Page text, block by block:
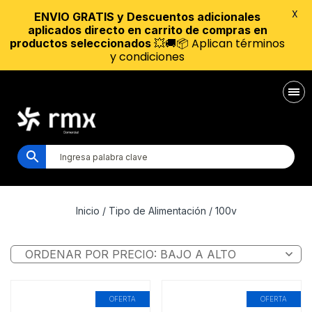
Inicio / Tipo de Alimentación / 100v
OFERTA OFERTA
ENVIO GRATIS y Descuentos adicionales
aplicados directo en carrito de compras en
productos seleccionados 💥🚚📦 Aplican términos
y condiciones
X